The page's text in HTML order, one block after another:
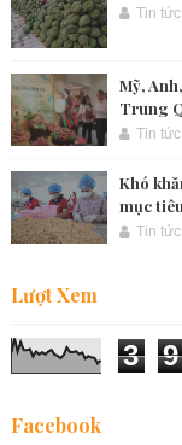
Tin
Mỹ,
Trung
Tin
Khó
mục
Tin
Lượt Xem
3 9
Facebook